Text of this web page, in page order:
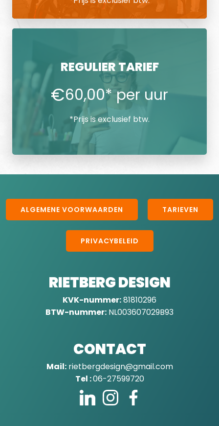
REGULIER TARIEF
€60,00* per uur
*Prijs is exclusief btw.
RIETBERG DESIGN
KVK-nummer:81810296
BTW-nummer: NL003607029B93
CONTACT
Mail:rietbergdesign@gmail.com
Tel :06-27599720
ALGEMENE VOORWAARDEN TARIEVEN
PRIVACYBELEID